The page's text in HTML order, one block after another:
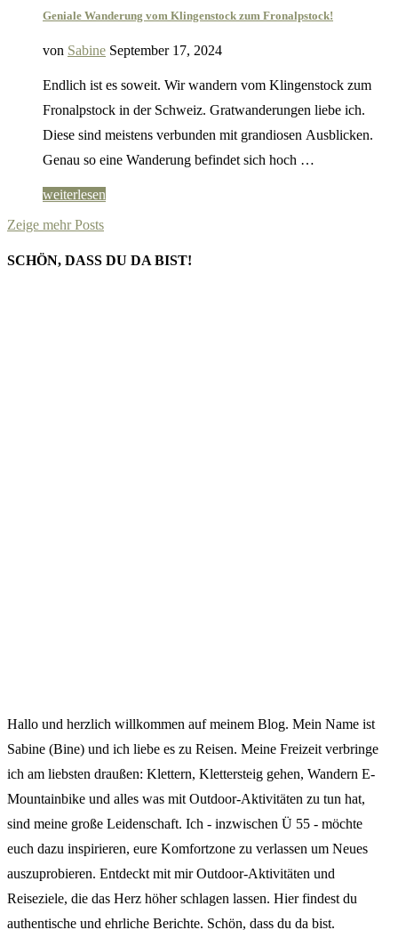
Geniale Wanderung vom Klingenstock zum Fronalpstock!
von Sabine September 17, 2024
Endlich ist es soweit. Wir wandern vom Klingenstock zum
Fronalpstock in der Schweiz. Gratwanderungen liebe ich.
Diese sind meistens verbunden mit grandiosen Ausblicken.
Genau so eine Wanderung befindet sich hoch …
weiterlesen
Zeige mehr Posts
SCHÖN, DASS DU DA BIST!
Hallo und herzlich willkommen auf meinem Blog. Mein Name ist
Sabine (Bine) und ich liebe es zu Reisen. Meine Freizeit verbringe
ich am liebsten draußen: Klettern, Klettersteig gehen, Wandern E-
Mountainbike und alles was mit Outdoor-Aktivitäten zu tun hat,
sind meine große Leidenschaft. Ich - inzwischen Ü 55 - möchte
euch dazu inspirieren, eure Komfortzone zu verlassen um Neues
auszuprobieren. Entdeckt mit mir Outdoor-Aktivitäten und
Reiseziele, die das Herz höher schlagen lassen. Hier findest du
authentische und ehrliche Berichte. Schön, dass du da bist.